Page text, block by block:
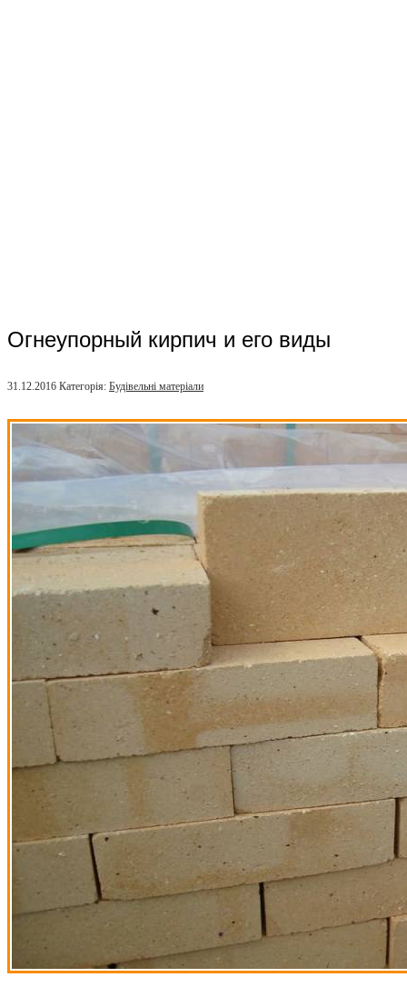
Огнеупорный кирпич и его виды
31.12.2016 Категорія: Будівельні матеріали